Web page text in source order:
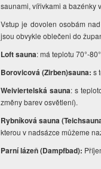
saunami, vířivkami a bazénky
Vstup je dovolen osobám
jsou obvykle oblečeni do
Loft sauna: má teplotu 70°-
Borovicová (Zirben)sauna: s
Weiviertelská sauna: s
změny barev osvětlení).
Rybníková sauna
kterou v nadsázce můžeme
Parní lázeň (Dampfbad):